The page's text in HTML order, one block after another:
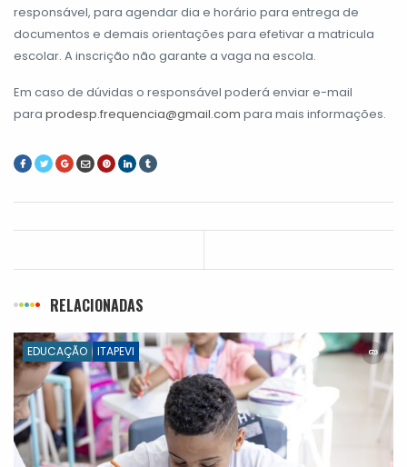
responsável, para agendar dia e horário para entrega de
documentos e demais orientações para efetivar a matricula
escolar. A inscrição não garante a vaga na escola.
Em caso de dúvidas o responsável poderá enviar e-mail
para prodesp.frequencia@gmail.com para mais informações.
RELACIONADAS
EDUCAÇÃO ITAPEVI